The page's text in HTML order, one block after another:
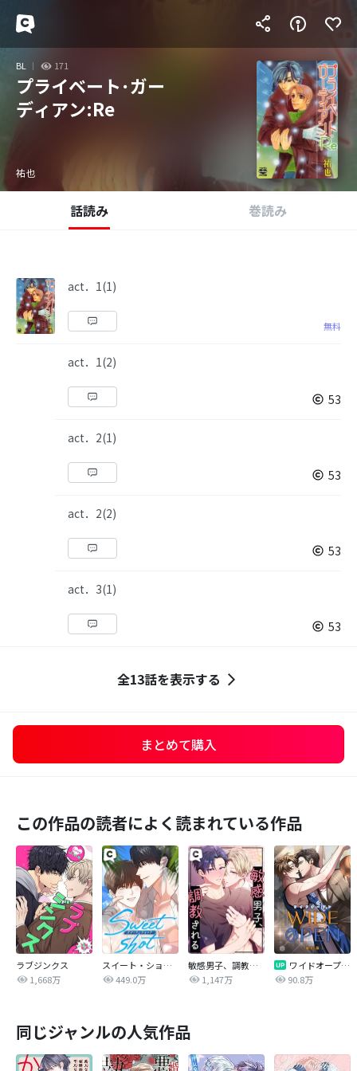
BL 171
プライベート･ガー
ディアン:Re
祐也
話読み 巻読み
act．1(1)
無料
act．1(2)
53
act．2(1)
53
act．2(2)
53
act．3(1)
53
全13話を表示する
まとめて購入
この作品の読者によく読まれている作品
ラブジンクス
1,668万
スイート・ショット
449.0万
敏感男子、調教される
1,147万
ワイドオープン【改訂版】
90.8万
同じジャンルの人気作品